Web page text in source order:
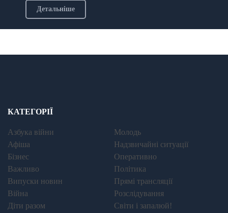
Детальніше
КАТЕГОРІЇ
Азбука війни
Афіша
Бізнес
Важливо
Випуски новин
Війна
Діти разом
Молодь
Надзвичайні ситуації
Оперативно
Політика
Прямі трансляції
Розслідування
Світи і запалюй!